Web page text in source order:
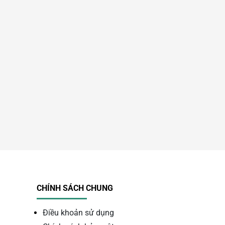
CHÍNH SÁCH CHUNG
Điều khoản sử dụng